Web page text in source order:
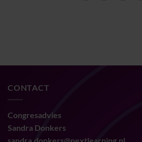
CONTACT
Congresadvies
Sandra Donkers